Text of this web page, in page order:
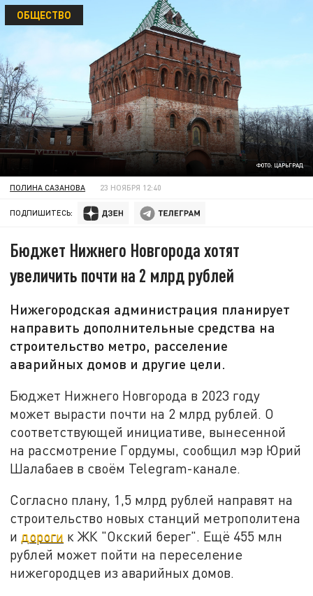
ФОТО: ЦАРЬГРАД
ОБЩЕСТВО
ПОЛИНА САЗАНОВА 23 НОЯБРЯ 12:40
ПОДПИШИТЕСЬ:
Бюджет Нижнего Новгорода хотят
увеличить почти на 2 млрд рублей
Нижегородская администрация планирует
направить дополнительные средства на
строительство метро, расселение
аварийных домов и другие цели.
Бюджет Нижнего Новгорода в 2023 году
может вырасти почти на 2 млрд рублей. О
соответствующей инициативе, вынесенной
на рассмотрение Гордумы, сообщил мэр Юрий
Шалабаев в своём Telegram-канале.
Согласно плану, 1,5 млрд рублей направят на
строительство новых станций метрополитена
и дороги к ЖК "Окский берег". Ещё 455 млн
рублей может пойти на переселение
нижегородцев из аварийных домов.